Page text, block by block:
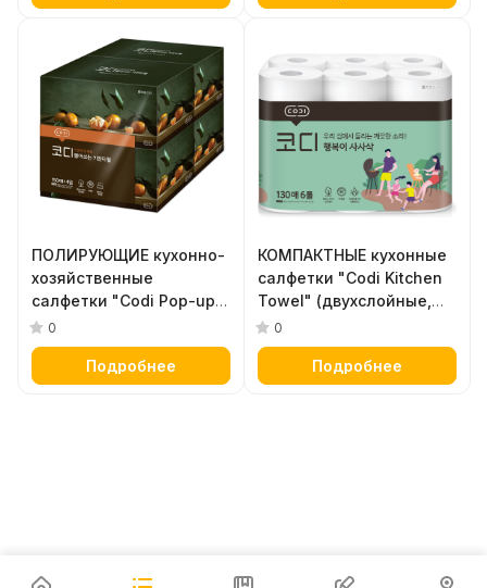
4 рулона
ПОЛИРУЮЩИЕ кухонно-
хозяйственные
салфетки "Codi Pop-up
Kitchen Towel" с
выпуклым тиснением
(двухслойные) 150
0
Подробнее
КОМПАКТНЫЕ кухонные
салфетки "Codi Kitchen
Towel" (двухслойные,
мягкие, тиснёные) 130
листов х 6 рулонов
0
Подробнее